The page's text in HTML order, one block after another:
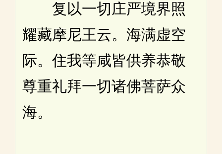
复以一切庄严境界照
耀藏摩尼王云。海满虚空
际。住我等咸皆供养恭敬
尊重礼拜一切诸佛菩萨众
海。